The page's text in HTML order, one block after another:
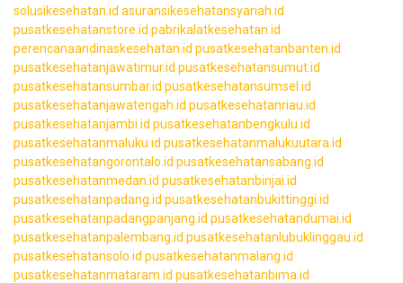
solusikesehatan.id asuransikesehatansyariah.id
pusatkesehatanstore.id pabrikalatkesehatan.id
perencanaandinaskesehatan.id pusatkesehatanbanten.id
pusatkesehatanjawatimur.id pusatkesehatansumut.id
pusatkesehatansumbar.id pusatkesehatansumsel.id
pusatkesehatanjawatengah.id pusatkesehatanriau.id
pusatkesehatanjambi.id pusatkesehatanbengkulu.id
pusatkesehatanmaluku.id pusatkesehatanmalukuutara.id
pusatkesehatangorontalo.id pusatkesehatansabang.id
pusatkesehatanmedan.id pusatkesehatanbinjai.id
pusatkesehatanpadang.id pusatkesehatanbukittinggi.id
pusatkesehatanpadangpanjang.id pusatkesehatandumai.id
pusatkesehatanpalembang.id pusatkesehatanlubuklinggau.id
pusatkesehatansolo.id pusatkesehatanmalang.id
pusatkesehatanmataram.id pusatkesehatanbima.id